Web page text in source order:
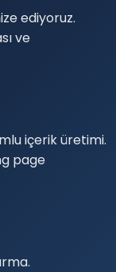
ediyoruz.
ve
içerik üretimi.
page